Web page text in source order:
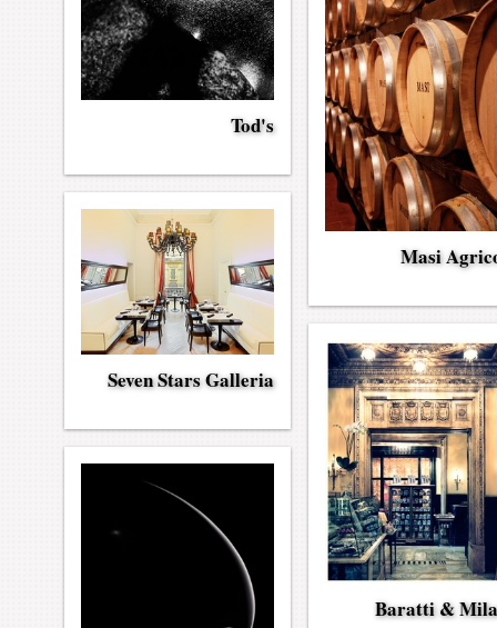
Tod's
Masi
Seven Stars Galleria
Baratti &